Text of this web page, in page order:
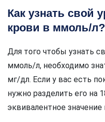
Как узнать свой
крови в ммоль/л?
Для того чтобы узнать
ммоль/л, необходимо
мг/дл. Если у вас есть
нужно разделить его на
эквивалентное